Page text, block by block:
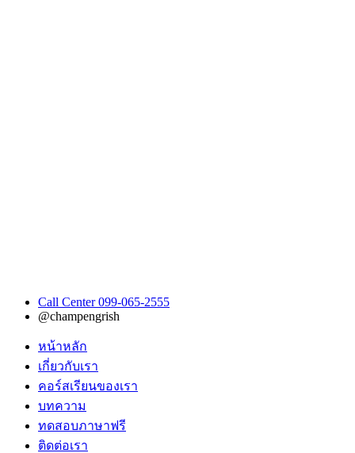
Call Center 099-065-2555
@champengrish
หน้าหลัก
เกี่ยวกับเรา
คอร์สเรียนของเรา
บทความ
ทดสอบภาษาฟรี
ติดต่อเรา